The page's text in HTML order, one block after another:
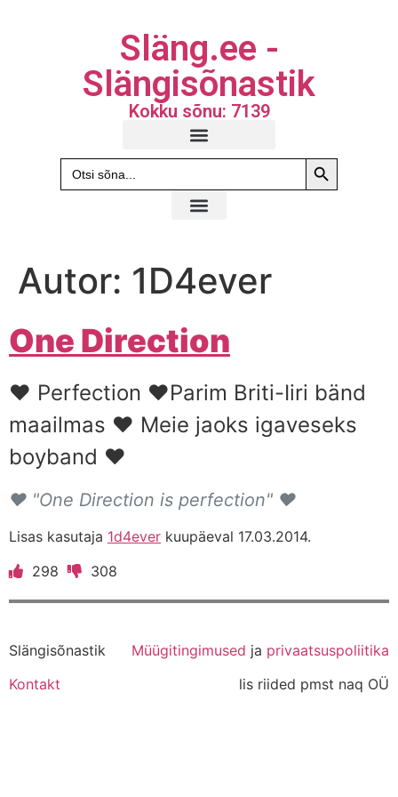
Släng.ee -
Slängisõnastik
Kokku sõnu: 7139
Search
for:
Search
Autor: 1D4ever
One Direction
♥ Perfection ♥Parim Briti-Iiri bänd
maailmas ♥ Meie jaoks igaveseks
boyband ♥
♥ "One Direction is perfection" ♥
Lisas kasutaja 1d4ever kuupäeval 17.03.2014.
298
308
Slängisõnastik Müügitingimused ja privaatsuspoliitika
Kontakt
lis riided pmst naq OÜ